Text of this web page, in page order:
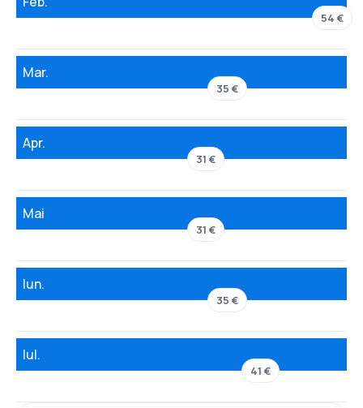
54 €
Mar.
35 €
Apr.
31 €
Mai
31 €
Iun.
35 €
Iul.
41 €